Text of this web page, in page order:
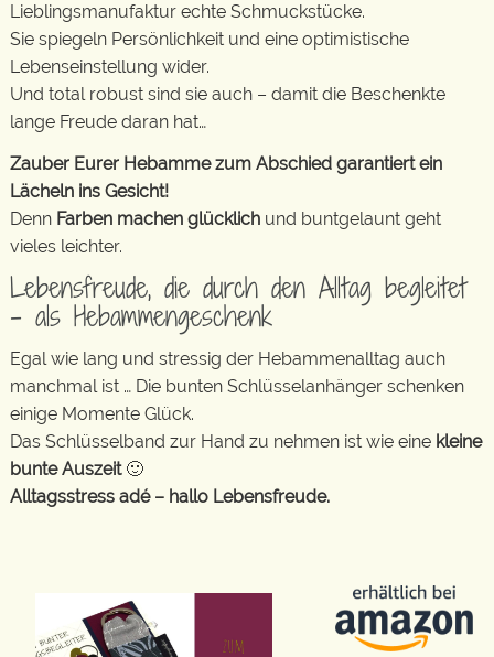
Lieblingsmanufaktur echte Schmuckstücke.
Sie spiegeln Persönlichkeit und eine optimistische
Lebenseinstellung wider.
Und total robust sind sie auch – damit die Beschenkte
lange Freude daran hat…
Zauber Eurer Hebamme zum Abschied garantiert ein
Lächeln ins Gesicht!
Denn Farben machen glücklich und buntgelaunt geht
vieles leichter.
Lebensfreude, die durch den Alltag begleitet
– als Hebammengeschenk
Egal wie lang und stressig der Hebammenalltag auch
manchmal ist … Die bunten Schlüsselanhänger schenken
einige Momente Glück.
Das Schlüsselband zur Hand zu nehmen ist wie eine kleine
bunte Auszeit🙂
Alltagsstress adé – hallo Lebensfreude.